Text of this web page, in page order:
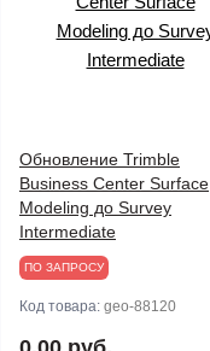
Обновление Trimble
Business Center Surface
Modeling до Survey
Intermediate
ПО ЗАПРОСУ
Код товара: geo-88120